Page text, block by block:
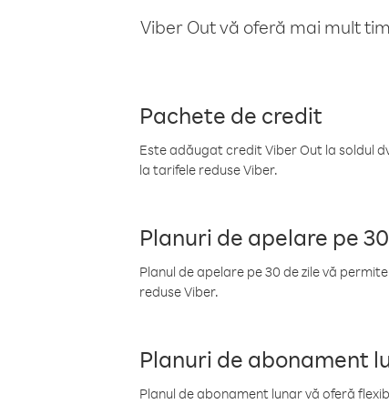
Viber Out vă oferă mai mult
Pachete de credit
Este adăugat credit Viber Out la soldul
la tarifele reduse Viber.
Planuri de apelare pe
Planul de apelare pe 30 de zile vă
reduse Viber.
Planuri de abonament
Planul de abonament lunar vă oferă